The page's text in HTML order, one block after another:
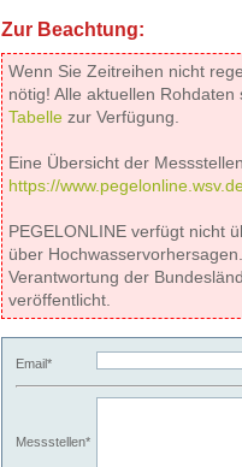
Zur Beachtung:
Wenn Sie Zeitreihen nicht
nötig! Alle aktuellen
Tabelle zur Verfügung.
Eine Übersicht der
https://
PEGELONLINE verfügt nicht
über
Verantwortung der
veröffentlicht.
Email*
Messstellen*